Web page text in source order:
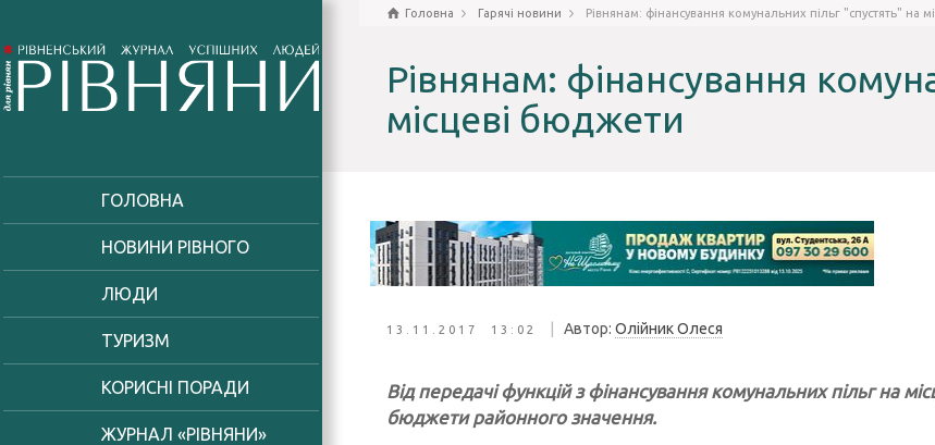
ГОЛОВНА
НОВИНИ РІВНОГО
ЛЮДИ
ТУРИЗМ
КОРИСНІ ПОРАДИ
ЖУРНАЛ «РІВНЯНИ»
Головна Гарячі новини Рівнянам: фінансування комунальних пільг "спустять" на
Рівнянам: фінансування
місцеві бюджети
13.11.2017 13:02 Автор: Олійник Олеся
Від передачі функцій з фінансування комунальних пільг на
бюджети районного значення.